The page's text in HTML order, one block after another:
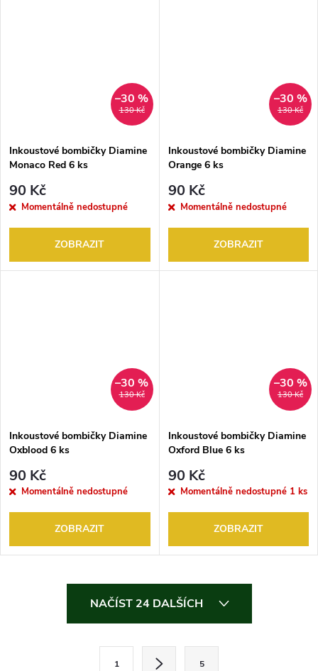
130 Kč
–30 %
Inkoustové bombičky Diamine
Monaco Red 6 ks
90 Kč
Momentálně nedostupné
ZOBRAZIT
130 Kč
–30 %
Inkoustové bombičky Diamine
Orange 6 ks
90 Kč
Momentálně nedostupné
ZOBRAZIT
130 Kč
–30 %
Inkoustové bombičky Diamine
Oxblood 6 ks
90 Kč
Momentálně nedostupné
ZOBRAZIT
130 Kč
–30 %
Inkoustové bombičky Diamine
Oxford Blue 6 ks
90 Kč
Momentálně nedostupné 1 ks
ZOBRAZIT
NAČÍST 24 DALŠÍCH
1 5